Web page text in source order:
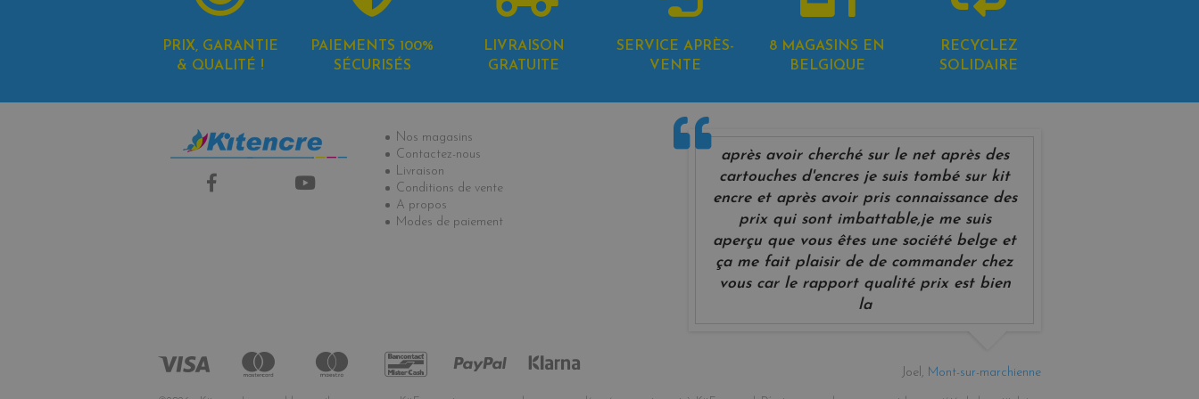
PRIX, GARANTIE
& QUALITÉ !
PAIEMENTS 100%
SÉCURISÉS
LIVRAISON
GRATUITE
SERVICE APRÈS-
VENTE
8 MAGASINS EN
BELGIQUE
RECYCLEZ
SOLIDAIRE
Informations
Nos magasins
Contactez-nous
Livraison
Conditions de vente
A propos
Modes de paiement
après avoir cherché sur le net après des
cartouches d'encres je suis tombé sur kit
encre et après avoir pris connaissance des
prix qui sont imbattable,je me suis
aperçu que vous êtes une société belge et
ça me fait plaisir de de commander chez
vous car le rapport qualité prix est bien
la
Joel, Mont-sur-marchienne